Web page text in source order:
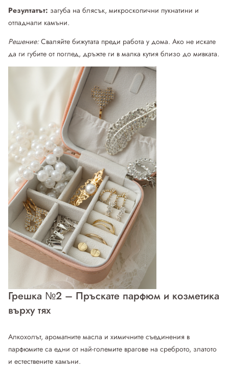
Резултатът: загуба на блясък, микроскопични пукнатини и
отпаднали камъни.
Решение:Сваляйте бижутата преди работа у дома. Ако не искате
да ги губите от поглед, дръжте ги в малка кутия близо до мивката.
Грешка №2 – Пръскате парфюм и козметика
върху тях
Алкохолът, ароматните масла и химичните съединения в
парфюмите са едни от най-големите врагове на среброто, златото
и естествените камъни.